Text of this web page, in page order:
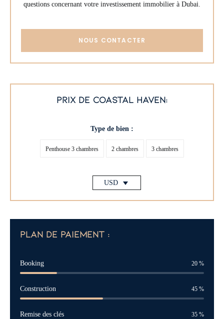
questions concernant votre investissement immobilier à Dubai.
NOUS CONTACTER
prix de coastal haven:
Type de bien :
Penthouse 3 chambres 2 chambres 3 chambres
USD
plan de paiement :
Booking 20 %
Construction 45 %
Remise des clés 35 %